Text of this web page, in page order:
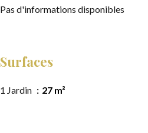
Pas d'informations disponibles
Surfaces
1 Jardin 27 m²